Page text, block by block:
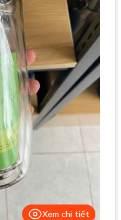
Xem chi tiết